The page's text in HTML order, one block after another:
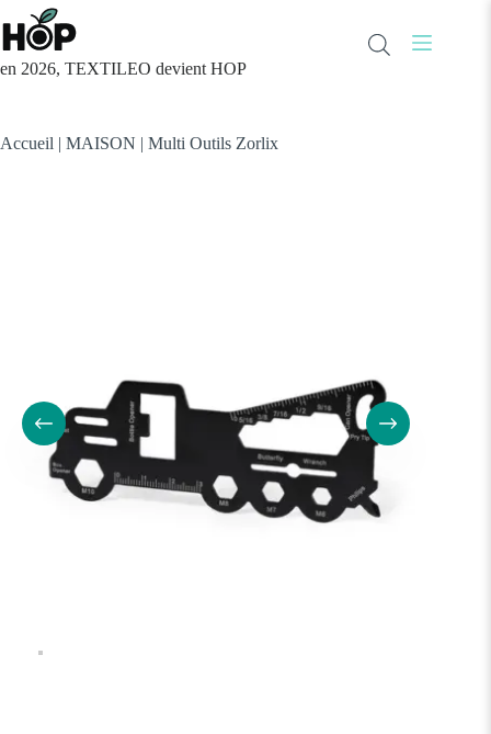
Passer
au
contenu
en 2026, TEXTILEO devient HOP
Accueil | MAISON | Multi Outils Zorlix